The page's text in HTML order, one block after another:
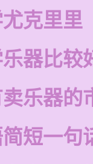
克里里
器比较
乐器的
短一句